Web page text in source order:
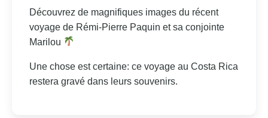
Découvrez de magnifiques images du récent
voyage de Rémi-Pierre Paquin et sa conjointe
Marilou
Une chose est certaine: ce voyage au Costa Rica
restera gravé dans leurs souvenirs.